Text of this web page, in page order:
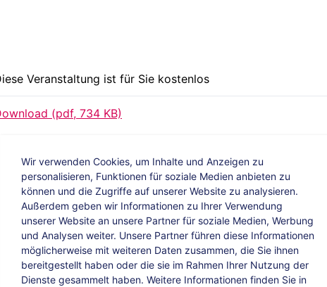
Veranstaltung ist für Sie kostenlos
(pdf, 734 KB)
Wir verwenden Cookies, um Inhalte und Anzeigen zu
personalisieren, Funktionen für soziale Medien anbieten zu
können und die Zugriffe auf unserer Website zu analysieren.
Außerdem geben wir Informationen zu Ihrer Verwendung
unserer Website an unsere Partner für soziale Medien, Werbung
und Analysen weiter. Unsere Partner führen diese Informationen
möglicherweise mit weiteren Daten zusammen, die Sie ihnen
bereitgestellt haben oder die sie im Rahmen Ihrer Nutzung der
Dienste gesammelt haben. Weitere Informationen finden Sie in